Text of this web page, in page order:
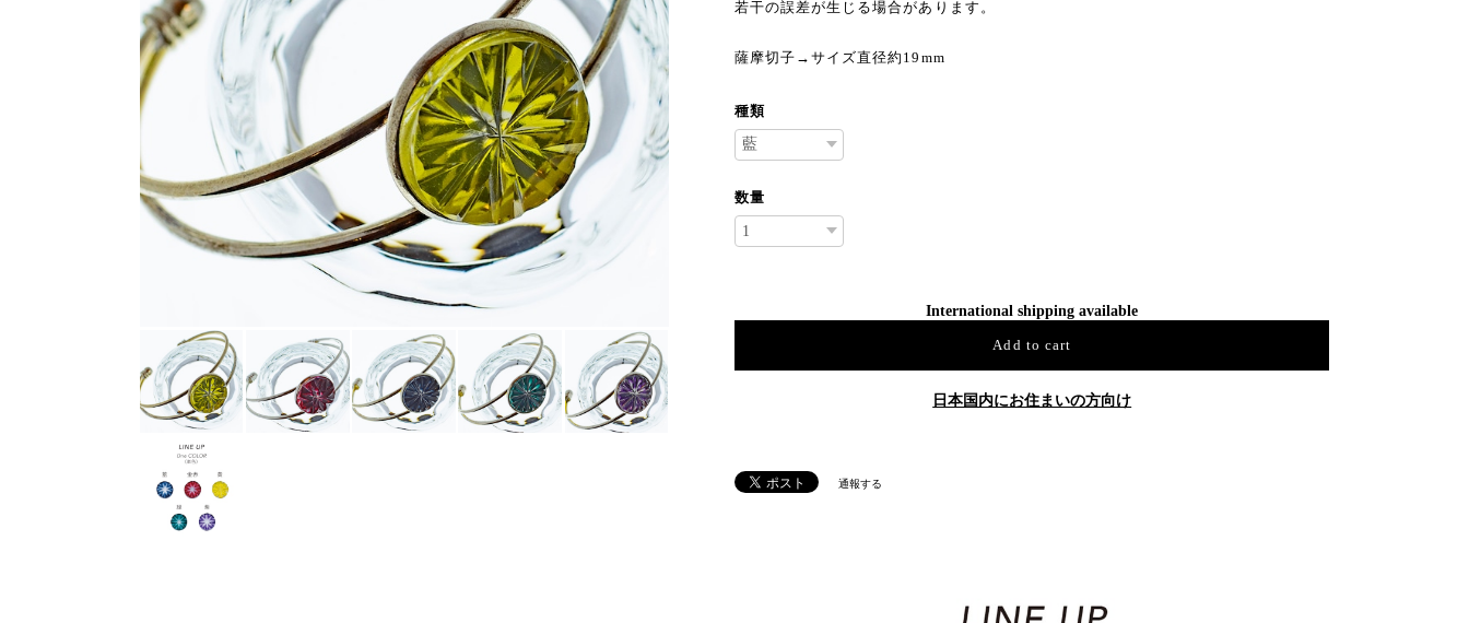
若干の誤差が生じる場合があります。
薩摩切子→サイズ直径約19mm
種類
数量
International shipping available
Add to cart
日本国内にお住まいの方向け
通報する